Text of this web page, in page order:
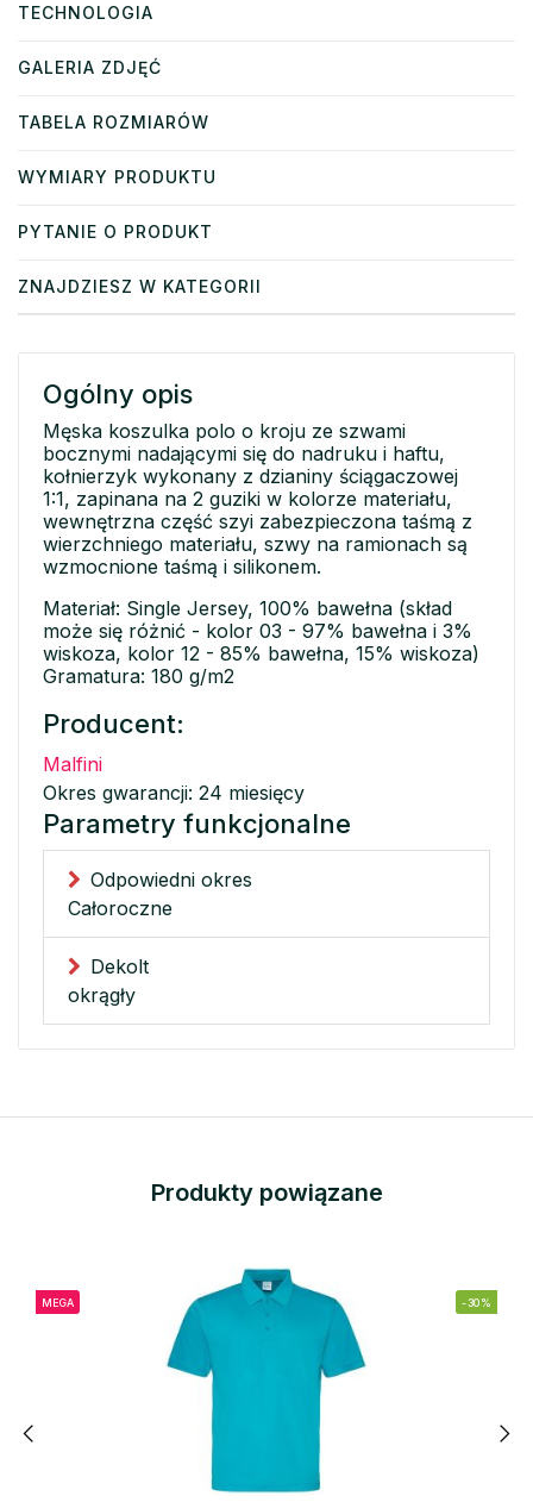
TECHNOLOGIA
GALERIA ZDJĘĆ
TABELA ROZMIARÓW
WYMIARY PRODUKTU
PYTANIE O PRODUKT
ZNAJDZIESZ W KATEGORII
Ogólny opis
Męska koszulka polo o kroju ze szwami
bocznymi nadającymi się do nadruku i haftu,
kołnierzyk wykonany z dzianiny ściągaczowej
1:1, zapinana na 2 guziki w kolorze materiału,
wewnętrzna część szyi zabezpieczona taśmą z
wierzchniego materiału, szwy na ramionach są
wzmocnione taśmą i silikonem.
Materiał: Single Jersey, 100% bawełna (skład
może się różnić - kolor 03 - 97% bawełna i 3%
wiskoza, kolor 12 - 85% bawełna, 15% wiskoza)
Gramatura: 180 g/m2
Producent:
Malfini
Okres gwarancji: 24 miesięcy
Parametry funkcjonalne
Odpowiedni okres
Całoroczne
Dekolt
okrągły
Produkty powiązane
MEGA -30%